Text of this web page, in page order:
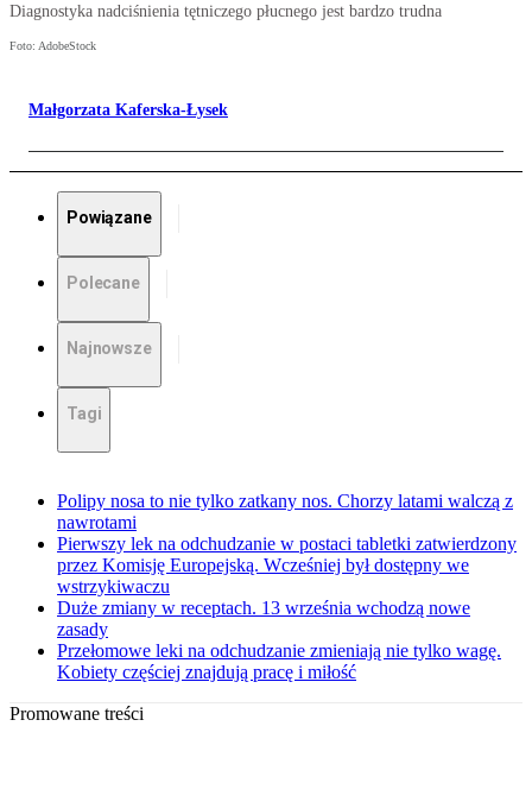
Diagnostyka nadciśnienia tętniczego płucnego jest bardzo trudna
Foto: AdobeStock
Małgorzata Kaferska-Łysek
Powiązane
Polecane
Najnowsze
Tagi
Polipy nosa to nie tylko zatkany nos. Chorzy latami walczą z
nawrotami
Pierwszy lek na odchudzanie w postaci tabletki zatwierdzony
przez Komisję Europejską. Wcześniej był dostępny we
wstrzykiwaczu
Duże zmiany w receptach. 13 września wchodzą nowe
zasady
Przełomowe leki na odchudzanie zmieniają nie tylko wagę.
Kobiety częściej znajdują pracę i miłość
Promowane treści